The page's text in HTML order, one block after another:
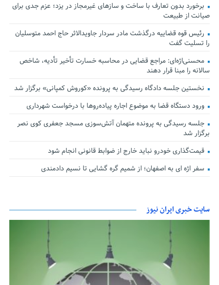
برخورد بدون تعارف با ساخت‌ و سازهای غیرمجاز در یزد؛ عزم جدی برای
صیانت از طبیعت
رئیس قوه قضاییه درگذشت مادر سردار جاویدالاثر حاج احمد متوسلیان
را تسلیت گفت
محسنی‌اژه‌ای: مراجع قضایی در محاسبه خسارت تأخیر تأدیه، شاخص
سالانه را مبنا قرار دهند
نخستین جلسه دادگاه رسیدگی به پرونده «کوروش کمپانی» برگزار شد
ورود دستگاه قضا به موضوع اجاره پیاده‌روها با درخواست شهرداری
جلسه رسیدگی به پرونده متهمان آتش‌سوزی مسجد جعفری کوی نصر
برگزار شد
قیمت‌گذاری خودرو نباید خارج از ضوابط قانونی انجام شود
سفر اژه ای به اصفهان؛ از شمیم گره گشایی تا نسیم دادمندی
سایت خبری ایران نیوز